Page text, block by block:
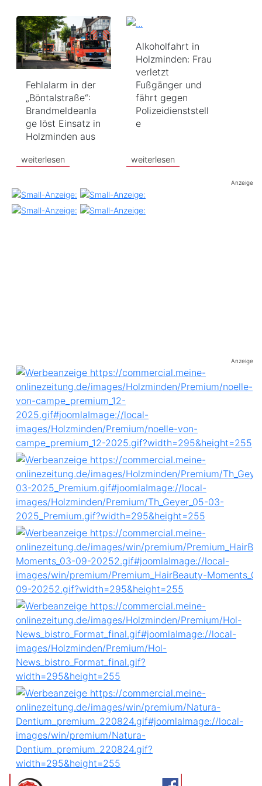
Fehlalarm in der
„Böntalstraße“:
Brandmeldeanla
ge löst Einsatz in
Holzminden aus
weiterlesen
Alkoholfahrt in
Holzminden: Frau
verletzt
Fußgänger und
fährt gegen
Polizeidienststell
e
weiterlesen
Anzeige
Anzeige